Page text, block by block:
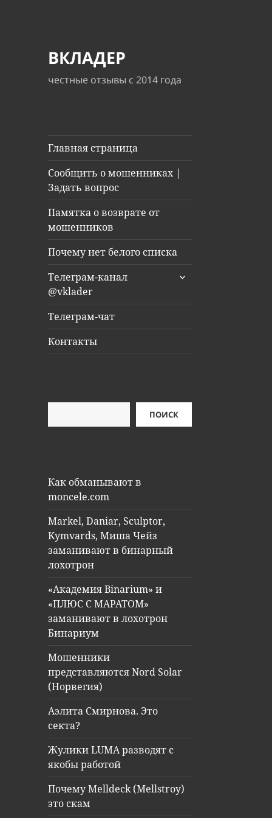
ВКЛАДЕР
честные отзывы с 2014 года
Главная страница
Сообщить о мошенниках |
Задать вопрос
Памятка о возврате от
мошенников
Почему нет белого списка
Телеграм-канал
@vklader
раскрыть
Телеграм-чат
Контакты
ПОИСК
Как обманывают в
moncele.com
Markel, Daniar, Sculptor,
Kymvards, Миша Чейз
заманивают в бинарный
лохотрон
«Академия Binarium» и
«ПЛЮС С МАРАТОМ»
заманивают в лохотрон
Бинариум
Мошенники
представляются Nord Solar
(Норвегия)
Аэлита Смирнова. Это
секта?
Жулики LUMA разводят с
якобы работой
Почему Melldeck (Mellstroy)
это скам